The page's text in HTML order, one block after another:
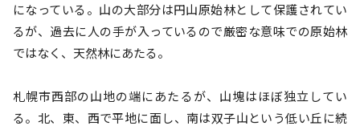
になっている。山の大部分は円山原始林として保護されてい
るが、過去に人の手が入っているので厳密な意味での原始林
ではなく、天然林にあたる。
札幌市西部の山地の端にあたるが、山塊はほぼ独立してい
る。北、東、西で平地に面し、南は双子山という低い丘に続